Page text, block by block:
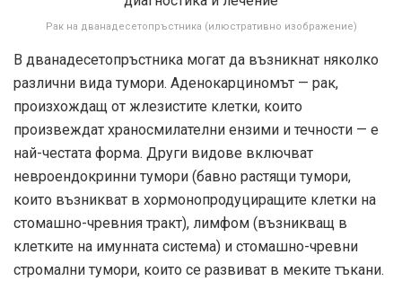
Рак на дванадесетопръстника (илюстративно изображение)
В дванадесетопръстника могат да възникнат няколко
различни вида тумори. Аденокарциномът — рак,
произхождащ от жлезистите клетки, които
произвеждат храносмилателни ензими и течности — е
най-честата форма. Други видове включват
невроендокринни тумори (бавно растящи тумори,
които възникват в хормонопродуциращите клетки на
стомашно-чревния тракт), лимфом (възникващ в
клетките на имунната система) и стомашно-чревни
стромални тумори, които се развиват в меките тъкани.